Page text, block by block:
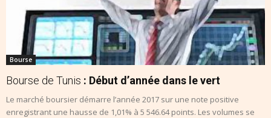
Bourse
Bourse de Tunis : Début d’année dans le vert
Le marché boursier démarre l’année 2017 sur une note positive
enregistrant une hausse de 1,01% à 5 546.64 points. Les volumes se